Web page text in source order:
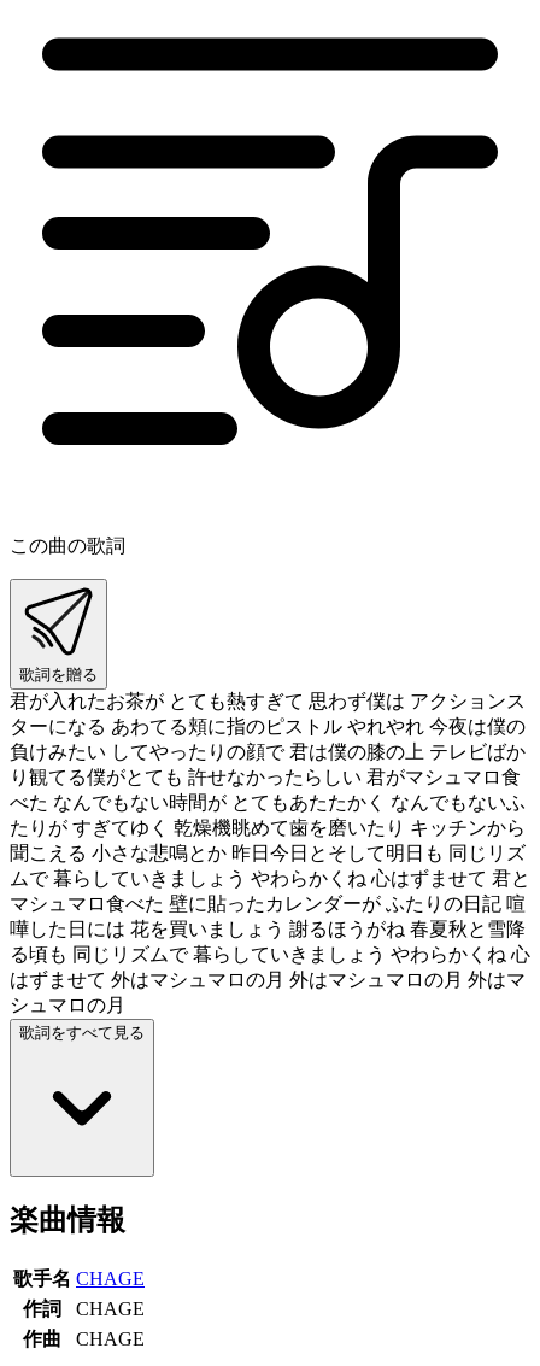
この曲の歌詞
歌詞を贈る
君が入れたお茶が とても熱すぎて 思わず僕は アクションス
ターになる あわてる頬に指のピストル やれやれ 今夜は僕の
負けみたい してやったりの顔で 君は僕の膝の上 テレビばか
り観てる僕がとても 許せなかったらしい 君がマシュマロ食
べた なんでもない時間が とてもあたたかく なんでもないふ
たりが すぎてゆく 乾燥機眺めて歯を磨いたり キッチンから
聞こえる 小さな悲鳴とか 昨日今日とそして明日も 同じリズ
ムで 暮らしていきましょう やわらかくね 心はずませて 君と
マシュマロ食べた 壁に貼ったカレンダーが ふたりの日記 喧
嘩した日には 花を買いましょう 謝るほうがね 春夏秋と雪降
る頃も 同じリズムで 暮らしていきましょう やわらかくね 心
はずませて 外はマシュマロの月 外はマシュマロの月 外はマ
シュマロの月
歌詞をすべて見る
楽曲情報
歌手名 CHAGE
作詞
CHAGE
作曲
CHAGE